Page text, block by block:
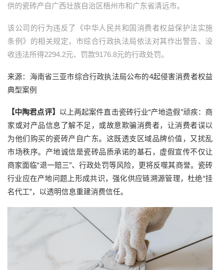
供的瓷砖产自广西壮族自治区梧州市和广东省清远市。
该公司的行为违反了《中华人民共和国消费者权益保护法实施
条例》的相关规定，市综合行政执法局依法对其作出警告、没
收违法所得2294.2元、罚款9176.8元的行政处罚。
来源：海南省三亚市综合行政执法局公布的4起侵害消费者权益
典型案例
【中陶君点评】 以上两起案件直击瓷砖行业“产地造假”顽疾：商
家或对产品信息了解不足，或故意欺骗消费者，让消费者误以
为他们购买的瓷砖产自广东。这既透支区域品牌价值，又扰乱
市场秩序。产地诚信是瓷砖品质承诺的基石，虚假宣传不仅让
商家面临“退一赔三”、行政处罚等风险，更将反噬其商誉。瓷砖
行业应在产地问题上形成共识，强化供应链溯源管理，杜绝“挂
名代工”，以透明信息重建消费信任。